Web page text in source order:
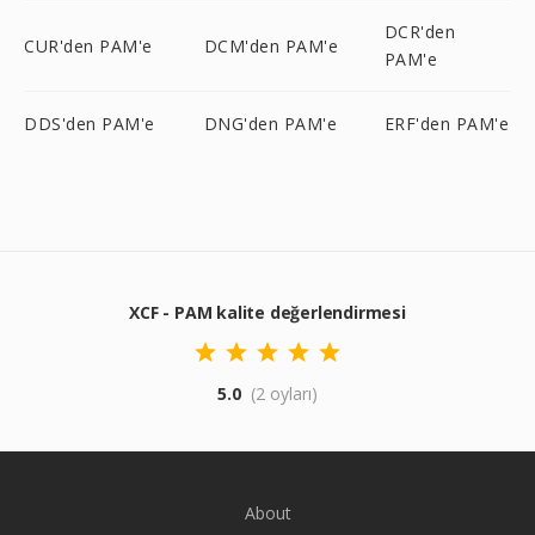
CUR'den PAM'e DCM'den PAM'e
DCR'den
PAM'e
DDS'den PAM'e DNG'den PAM'e ERF'den PAM'e
XCF - PAM kalite değerlendirmesi
5.0 (2 oyları)
About